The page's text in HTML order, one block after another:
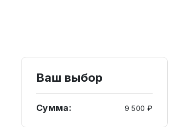
Ваш выбор
Сумма: 9 500 ₽